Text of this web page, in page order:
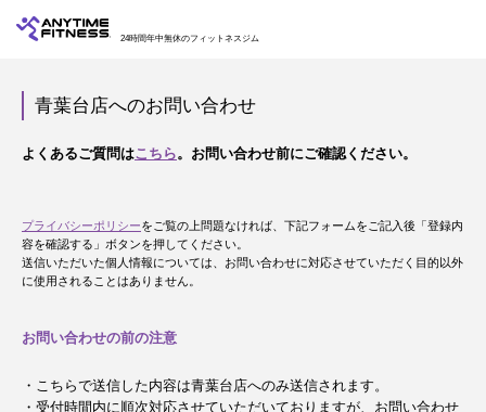
24時間年中無休のフィットネスジム
青葉台店へのお問い合わせ
よくあるご質問はこちら。お問い合わせ前にご確認ください。
プライバシーポリシーをご覧の上問題なければ、下記フォームをご記入後「登録内
容を確認する」ボタンを押してください。
送信いただいた個人情報については、お問い合わせに対応させていただく目的以外
に使用されることはありません。
お問い合わせの前の注意
・こちらで送信した内容は青葉台店へのみ送信されます。
・受付時間内に順次対応させていただいておりますが、お問い合わせ